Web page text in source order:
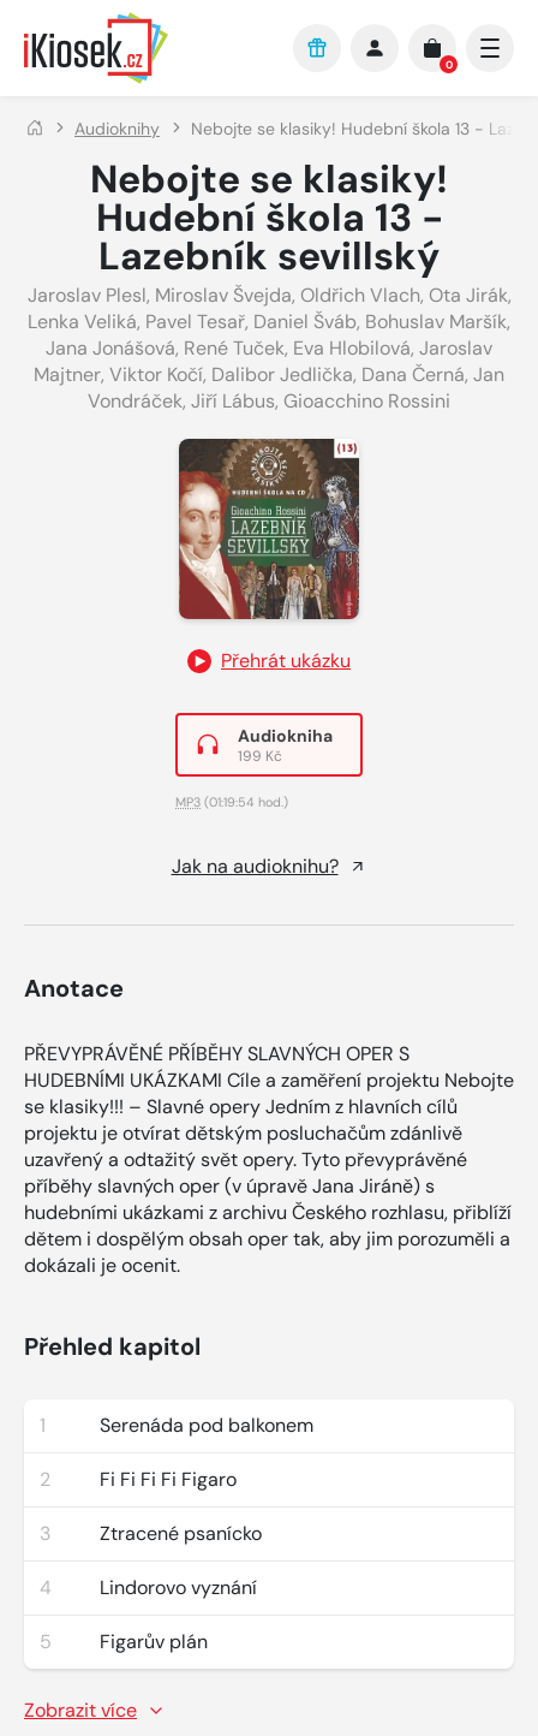
Přejít na hlavní obsah
0
Audioknihy Nebojte se klasiky! Hudební škola 13 -
Nebojte se klasiky!
Hudební škola 13 -
Lazebník sevillský
Jaroslav Plesl, Miroslav Švejda, Oldřich Vlach, Ota Jirák,
Lenka Veliká, Pavel Tesař, Daniel Šváb, Bohuslav Maršík,
Jana Jonášová, René Tuček, Eva Hlobilová, Jaroslav
Majtner, Viktor Kočí, Dalibor Jedlička, Dana Černá, Jan
Vondráček, Jiří Lábus, Gioacchino Rossini
Přehrát ukázku
Audiokniha
199 Kč
MP3 (01:19:54 hod.)
Jak na audioknihu?
Anotace
PŘEVYPRÁVĚNÉ PŘÍBĚHY SLAVNÝCH OPER S
HUDEBNÍMI UKÁZKAMI Cíle a zaměření projektu Nebojte
se klasiky!!! – Slavné opery Jedním z hlavních cílů
projektu je otvírat dětským posluchačům zdánlivě
uzavřený a odtažitý svět opery. Tyto převyprávěné
příběhy slavných oper (v úpravě Jana Jiráně) s
hudebními ukázkami z archivu Českého rozhlasu, přiblíží
dětem i dospělým obsah oper tak, aby jim porozuměli a
dokázali je ocenit.
Přehled kapitol
1 Serenáda pod balkonem
2 Fi Fi Fi Fi Figaro
3 Ztracené psanícko
4 Lindorovo vyznání
5 Figarův plán
Zobrazit více